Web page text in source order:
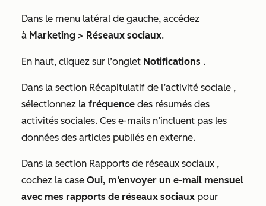
Dans le menu latéral de gauche, accédez
à Marketing > Réseaux sociaux.
En haut, cliquez sur l’onglet Notifications .
Dans la section Récapitulatif de l’activité sociale ,
sélectionnez la fréquence des résumés des
activités sociales. Ces e-mails n’incluent pas les
données des articles publiés en externe.
Dans la section Rapports de réseaux sociaux ,
cochez la case Oui, m’envoyer un e-mail mensuel
avec mes rapports de réseaux sociaux pour